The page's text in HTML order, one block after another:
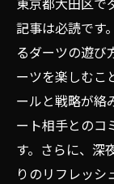
記事は必読です
るダーツの遊び
ーツを楽しむこ
ールと戦略が絡
ート相手とのコ
す。さらに、深
りのリフレッシ